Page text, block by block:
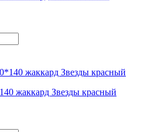
жаккард Звезды красный